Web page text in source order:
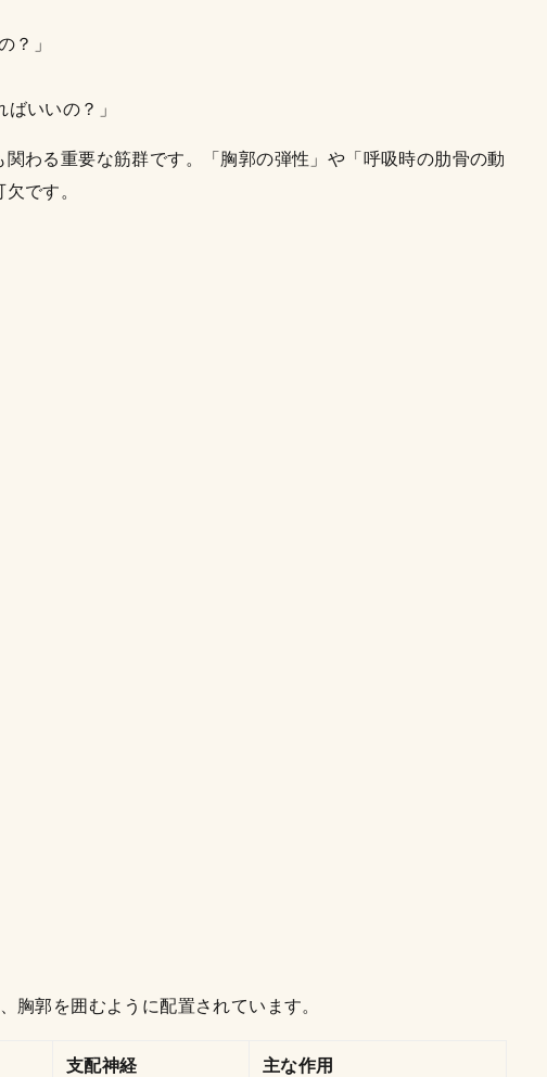
？」
いいの？」
わる重要な筋群です。「胸郭の弾性」や「呼吸時の肋骨の動
です。
胸郭を囲むように配置されています。
支配神経 主な作用